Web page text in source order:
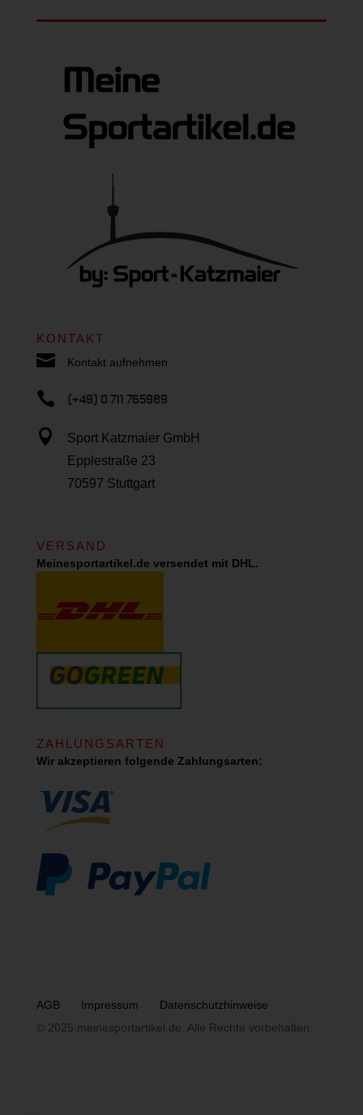
KONTAKT
 Kontakt aufnehmen
 (+49) 0 711 765989

Sport Katzmaier GmbH
Epplestraße 23
70597 Stuttgart
VERSAND
Meinesportartikel.de versendet mit DHL.
ZAHLUNGSARTEN
Wir akzeptieren folgende Zahlungsarten:
AGB Impressum
Datenschutzhinweise
© 2025 meinesportartikel.de. Alle Rechte vorbehalten.